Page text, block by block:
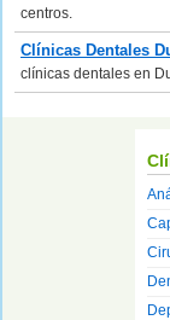
centros.
Clínicas Dentales
clínicas dentales en